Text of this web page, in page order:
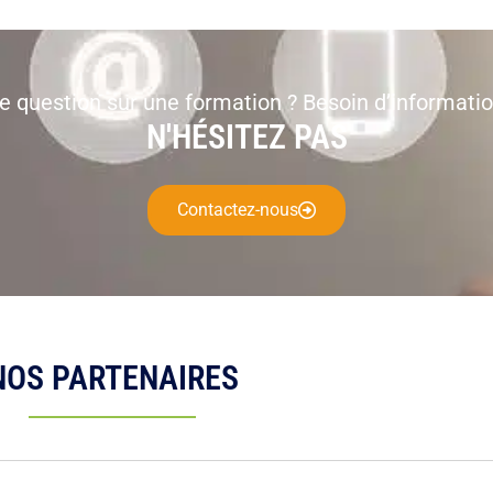
question sur une formation ? Besoin
N'HÉSITEZ PAS
Contactez-nous
PARTENAIRES